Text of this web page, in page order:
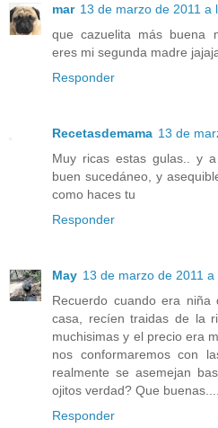
mar 13 de marzo de 2011 a
que cazuelita más buena
eres mi segunda madre
Responder
Recetasdemama 13 de
Muy ricas estas gulas.. y
buen sucedáneo, y
como haces tu
Responder
May 13 de marzo de 2011
Recuerdo cuando era
casa, recíen traidas de la
muchisimas y el precio era
nos conformaremos con
realmente se asemejan
ojitos verdad? Que
Responder